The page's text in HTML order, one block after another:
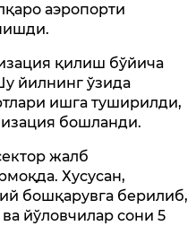
аэропорти
қилиш бўйича
йилнинг ўзида
ишга туширилди,
бошланди.
жалб
Хусусан,
бошқарувга берилиб,
йўловчилар сони 5